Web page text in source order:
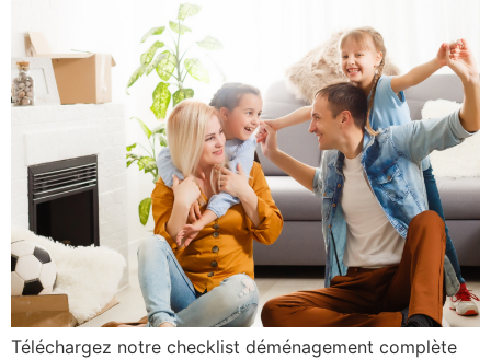
Téléchargez notre checklist déménagement complète